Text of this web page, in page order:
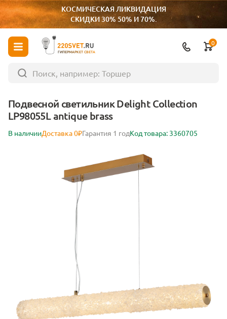
КОСМИЧЕСКАЯ ЛИКВИДАЦИЯ
СКИДКИ 30% 50% И 70%.
ГИПЕРМАРКЕТ СВЕТА
0
Подвесной светильник Delight Collection
LP98055L antique brass
В наличииДоставка 0₽Гарантия 1 годКод товара: 3360705